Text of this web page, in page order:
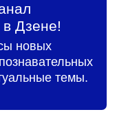
Дзене!
новых
темы.